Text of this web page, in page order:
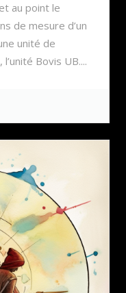
au point le
de mesure d’un
unité de
Bovis UB....